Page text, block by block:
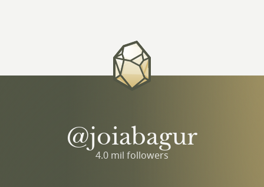
@joiabagur
4.0 mil followers